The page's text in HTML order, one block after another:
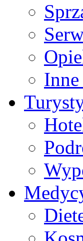
Inne